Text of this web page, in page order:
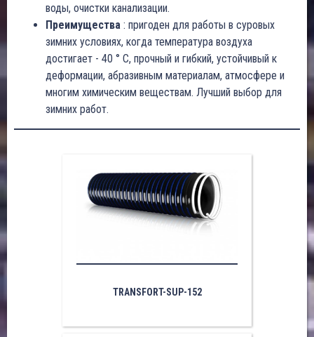
воды, очистки канализации.
Преимущества : пригоден для работы в суровых
зимних условиях, когда температура воздуха
достигает - 40 ° C, прочный и гибкий, устойчивый к
деформации, абразивным материалам, атмосфере и
многим химическим веществам. Лучший выбор для
зимних работ.
TRANSFORT-SUP-152